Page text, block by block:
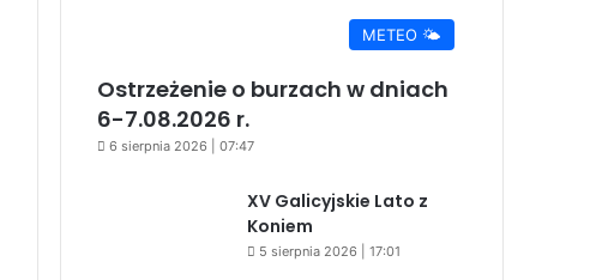
METEO 🌤️
Ostrzeżenie o burzach w dniach
6-7.08.2026 r.
6 sierpnia 2026 | 07:47
XV Galicyjskie Lato z
Koniem
5 sierpnia 2026 | 17:01